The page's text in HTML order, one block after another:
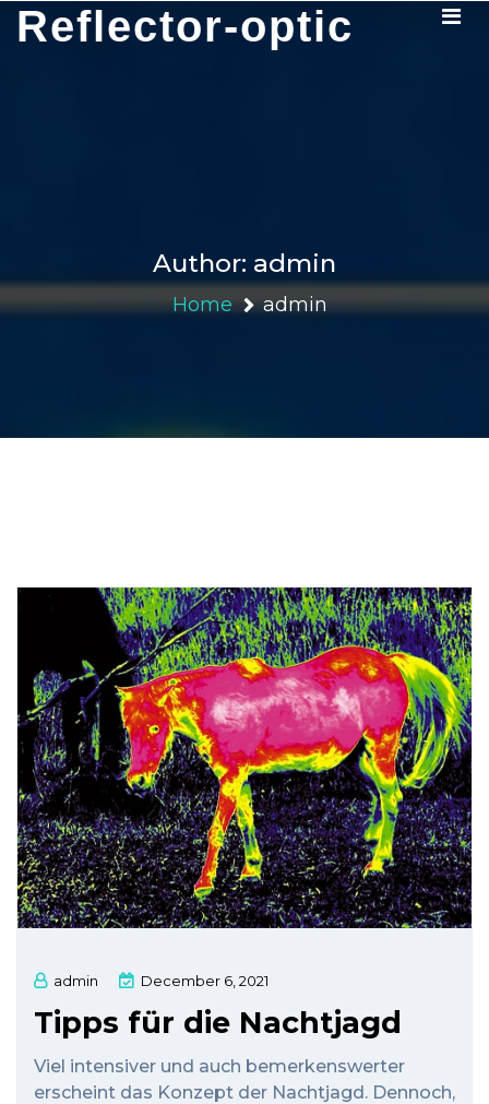
SkipReflector-optic
Author: admin
Home admin
admin December 6, 2021
Tipps für die Nachtjagd
Viel intensiver und auch bemerkenswerter
erscheint das Konzept der Nachtjagd. Dennoch,